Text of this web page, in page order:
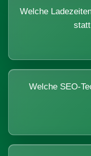
Welche
Welche SEO-